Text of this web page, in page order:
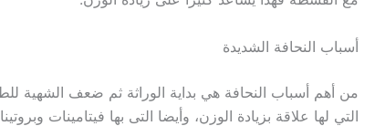
أسباب النحافة الشديدة
من أهم أسباب النحافة هي بداية الوراثة ثم ضعف الشهية
التي لها علاقة بزيادة الوزن، وأيضا التى بها فيتامينات